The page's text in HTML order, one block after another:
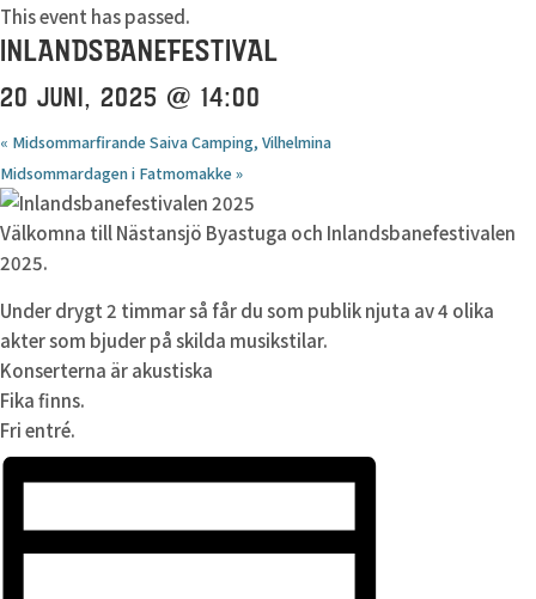
This event has passed.
INLANDSBANEFESTIVAL
20 JUNI, 2025 @ 14:00
« Midsommarfirande Saiva Camping, Vilhelmina
Midsommardagen i Fatmomakke»
Välkomna till Nästansjö Byastuga och Inlandsbanefestivalen
2025.
Under drygt 2 timmar så får du som publik njuta av 4 olika
akter som bjuder på skilda musikstilar.
Konserterna är akustiska
Fika finns.
Fri entré.